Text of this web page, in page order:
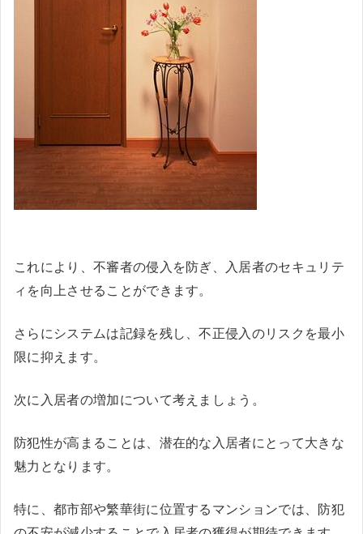
これにより、不審者の侵入を防ぎ、入居者のセキュリテ
ィを向上させることができます。
さらにシステムは記録を残し、不正侵入のリスクを最小
限に抑えます。
次に入居者の増加について考えましょう。
防犯性が高まることは、潜在的な入居者にとって大きな
魅力となります。
特に、都市部や繁華街に位置するマンションでは、防犯